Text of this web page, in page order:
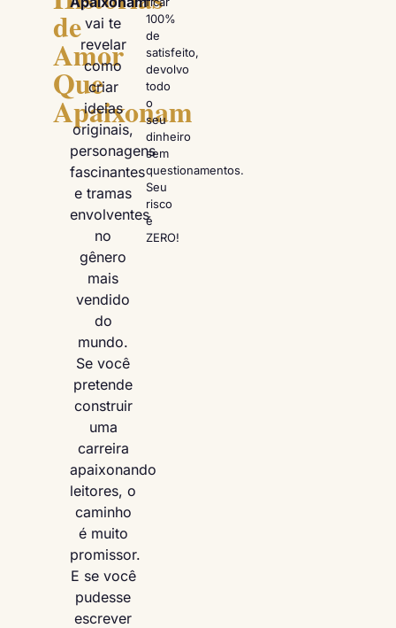
de
Amor
Que
Apaixonam
vai te
revelar
como
criar
ideias
originais,
personagens
fascinantes
e tramas
envolventes
no
gênero
mais
vendido
do
mundo.
Se você
pretende
construir
uma
carreira
apaixonando
leitores, o
caminho
é muito
promissor.
E se você
pudesse
escrever
100%
de
satisfeito,
devolvo
todo
o
seu
dinheiro
sem
questionamentos.
Seu
risco
é
ZERO!